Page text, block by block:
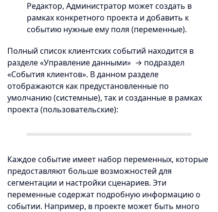
Редактор, Администратор может создать в
рамках конкретного проекта и добавить к
событию нужные ему поля (переменные).
Полный список клиентских событий находится в
разделе «Управление данными» → подраздел
«События клиентов». В данном разделе
отображаются как предустановленные по
умолчанию (системные), так и созданные в рамках
проекта (пользовательские):
Каждое событие имеет набор переменных, которые
предоставляют больше возможностей для
сегментации и настройки сценариев. Эти
переменные содержат подробную информацию о
событии. Например, в проекте может быть много